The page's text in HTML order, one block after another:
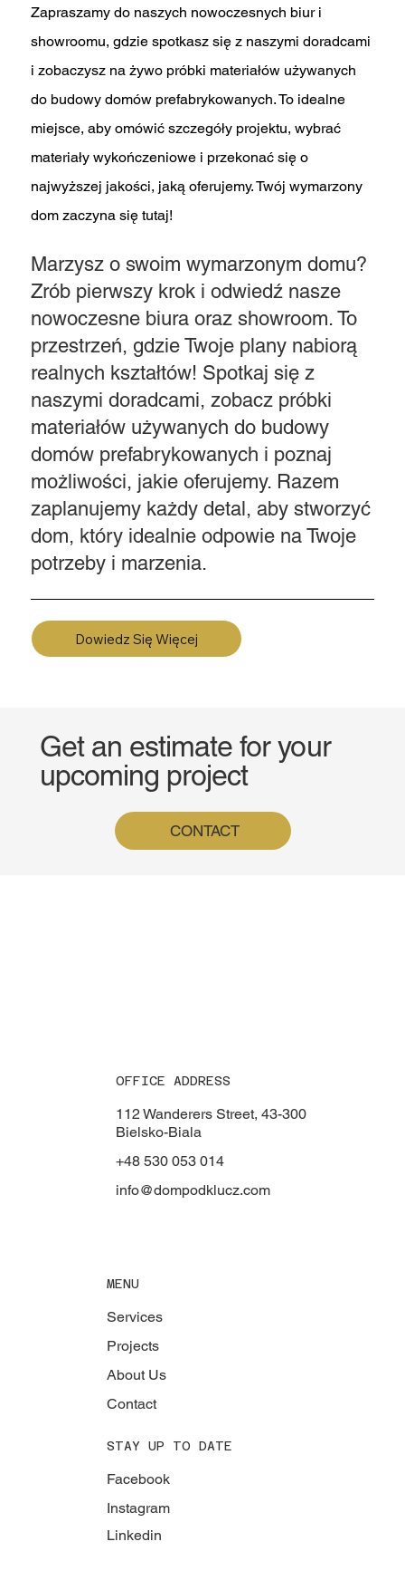
Get an estimate for your
upcoming project
CONTACT
Zapraszamy do naszych nowoczesnych biur i
showroomu, gdzie spotkasz się z naszymi doradcami
i zobaczysz na żywo próbki materiałów używanych
do budowy domów prefabrykowanych. To idealne
miejsce, aby omówić szczegóły projektu, wybrać
materiały wykończeniowe i przekonać się o
najwyższej jakości, jaką oferujemy. Twój wymarzony
dom zaczyna się tutaj!
Dowiedz Się Więcej
Marzysz o swoim wymarzonym domu?
Zrób pierwszy krok i odwiedź nasze
nowoczesne biura oraz showroom. To
przestrzeń, gdzie Twoje plany nabiorą
realnych kształtów! Spotkaj się z
naszymi doradcami, zobacz próbki
materiałów używanych do budowy
domów prefabrykowanych i poznaj
możliwości, jakie oferujemy. Razem
zaplanujemy każdy detal, aby stworzyć
dom, który idealnie odpowie na Twoje
potrzeby i marzenia.
OFFICE ADDRESS
112 Wanderers Street, 43-300
Bielsko-Biala
+48 530 053 014
info@dompodklucz.com
MENU
Services
Projects
About Us
Contact
STAY UP TO DATE
Facebook
Instagram
Linkedin